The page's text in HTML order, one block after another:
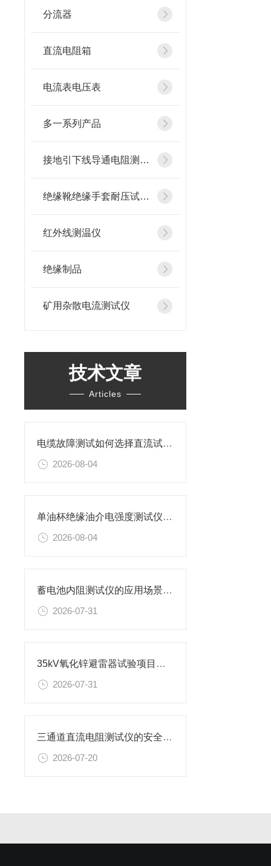
分流器
直流电阻箱
电流表电压表
多一系列产品
接地引下线导通电阻测试仪
绝缘靴绝缘手套耐压试验装置
红外线测温仪
绝缘制品
矿用杂散电流测试仪
技术文章
Articles
电缆故障测试如何选择直流试验还是交流试验？
2026-08-04
单油杯绝缘油介电强度测试仪特性及操作步骤
2026-08-04
蓄电池内阻测试仪的应用场景有哪些
2026-07-31
35kV氧化锌避雷器试验项目及设备
2026-07-31
三通道直流电阻测试仪的安全使用准则
2026-07-20